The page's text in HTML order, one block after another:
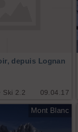
09.04.17
depuis Lognan
Ski 2.2
Mont Blanc